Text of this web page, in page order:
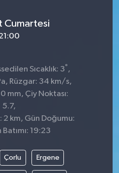
Cumartesi
Sıcaklık: 3°,
Rüzgar: 34 km/s,
mm, Çiy Noktası:
5.7,
2 km, Gün Doğumu:
Batımı: 19:23
Çorlu Ergene